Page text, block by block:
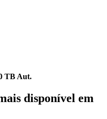
TB Aut.
disponível em